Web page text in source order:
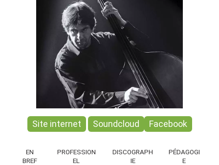
Site internet Soundcloud Facebook
EN
BREF
PROFESSION
EL
DISCOGRAPH
IE
PÉDAGOGI
E